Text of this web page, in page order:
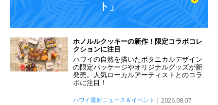
ト」
ホノルルクッキーの新作！限定コラボコレ
クションに注目
ハワイの自然を描いたボタニカルデザイン
の限定パッケージやオリジナルグッズが新
発売。人気ローカルアーティストとのコラ
ボに注目！
ハワイ最新ニュース＆イベント 2026.08.07